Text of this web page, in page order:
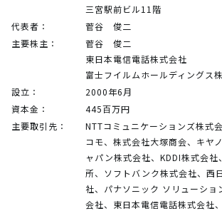
三宮駅前ビル11階
代表者：
菅谷 俊二
主要株主：
菅谷 俊二
東日本電信電話株式会社
富士フイルムホールディングス
設立：
2000年6月
資本金：
445百万円
主要取引先：
NTTコミュニケーションズ株式
コモ、株式会社大塚商会、キヤ
ャパン株式会社、KDDI株式会
所、ソフトバンク株式会社、西
社、パナソニック ソリューショ
会社、東日本電信電話株式会社